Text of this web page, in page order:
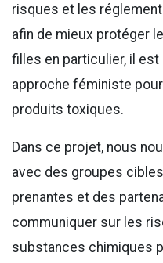
risques et les
afin de mieux protéger
filles en particulier, il est
approche féministe
produits toxiques.
Dans ce projet, nous
avec des groupes
prenantes et des
communiquer sur les
substances chimiques